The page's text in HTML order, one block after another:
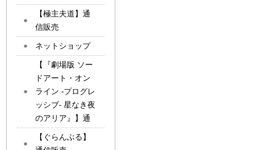
【極主夫道】通
信販売
ネットショップ
【『劇場版 ソー
ドアート・オン
ライン -プログレ
ッシブ- 星なき夜
のアリア』】通
【ぐらんぶる】